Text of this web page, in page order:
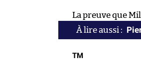
La preuve que
TM